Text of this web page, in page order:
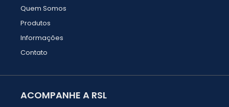
Quem Somos
Produtos
Informações
Contato
ACOMPANHE A RSL